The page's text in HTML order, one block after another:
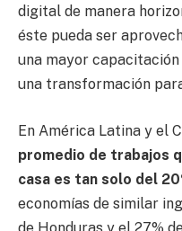
digital de manera
éste pueda ser
una mayor
una transformación
En América Latina y el
promedio de trabajos
casa es tan solo del
economías de similar